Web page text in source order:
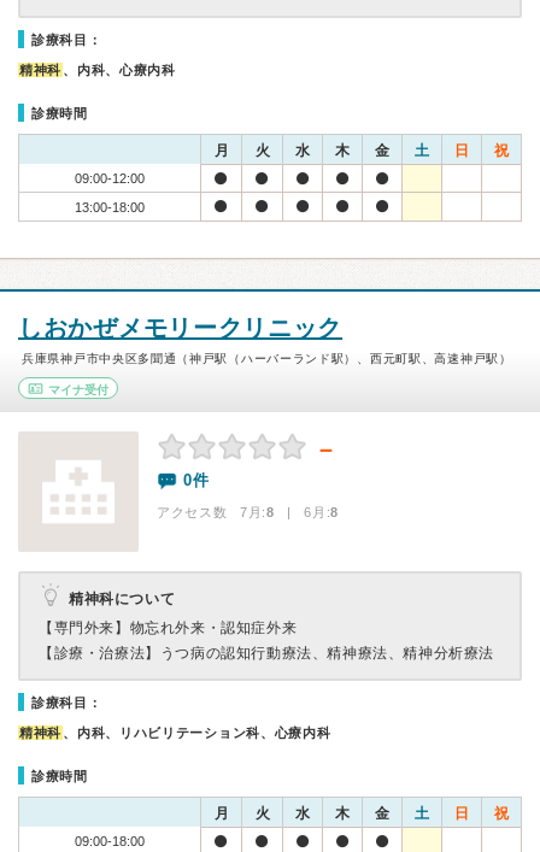
診療科目：
精神科 、内科、心療内科
診療時間
月 火 水 木 金 土 日 祝
09:00-12:00
13:00-18:00
しおかぜメモリークリニック
兵庫県神戸市中央区多聞通（神戸駅（ハーバーランド駅）、西元町駅、高速神戸駅）
マイナ受付
－
0件
アクセス数 7月:8 | 6月:8
精神科について
【専門外来】 物忘れ外来・認知症外来
【診療・治療法】
うつ病の認知行動療法、精神療法、精神分析療法
診療科目：
精神科 、内科、リハビリテーション科、心療内科
診療時間
月 火 水 木 金 土 日 祝
09:00-18:00